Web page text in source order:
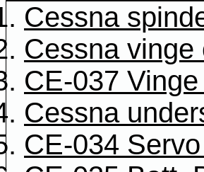
Cessna
Cessna vinge
CE-037
Cessna
CE-034